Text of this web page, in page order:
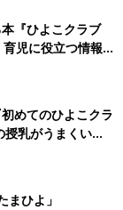
『ひよこクラブ
児に役立つ情報が
めてのひよこクラ
授乳がうまくい
トラブル 解決テ
まひよ」